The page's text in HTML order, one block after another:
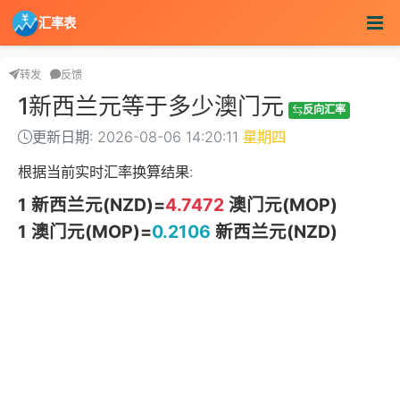
汇率表
转发 反馈
1新西兰元等于多少澳门元 反向汇率
更新日期: 2026-08-06 14:20:11 星期四
根据当前实时汇率换算结果:
1 新西兰元(NZD)=4.7472澳门元(MOP)
1 澳门元(MOP)=0.2106 新西兰元(NZD)